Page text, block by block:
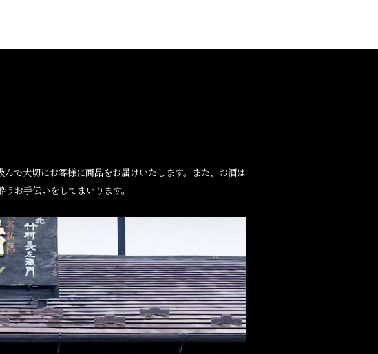
で大切にお客様に商品をお届けいたします。また、お酒は
お手伝いをしてまいります。